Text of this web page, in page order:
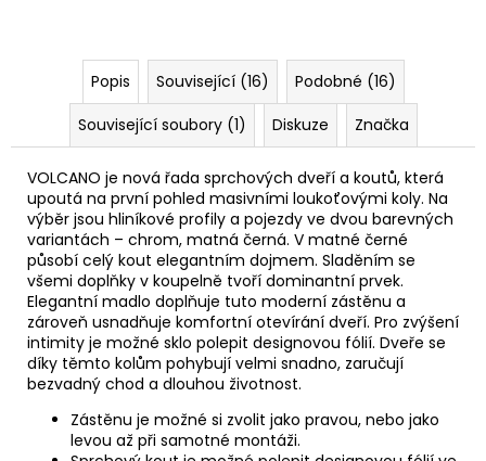
Popis Související (16)
Podobné (16)
Související soubory (1)
Diskuze Značka
VOLCANO je nová řada sprchových dveří a koutů, která
upoutá na první pohled masivními loukoťovými koly. Na
výběr jsou hliníkové profily a pojezdy ve dvou barevných
variantách – chrom, matná černá. V matné černé
působí celý kout elegantním dojmem. Sladěním se
všemi doplňky v koupelně tvoří dominantní prvek.
Elegantní madlo doplňuje tuto moderní zástěnu a
zároveň usnadňuje komfortní otevírání dveří. Pro zvýšení
intimity je možné sklo polepit designovou fólií. Dveře se
díky těmto kolům pohybují velmi snadno, zaručují
bezvadný chod a dlouhou životnost.
Zástěnu je možné si zvolit jako pravou, nebo jako
levou až při samotné montáži.